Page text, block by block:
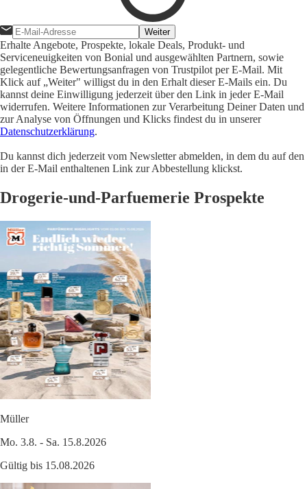
Weiter
Erhalte Angebote, Prospekte, lokale Deals, Produkt- und
Serviceneuigkeiten von Bonial und ausgewählten Partnern, sowie
gelegentliche Bewertungsanfragen von Trustpilot per E-Mail. Mit
Klick auf „Weiter" willigst du in den Erhalt dieser E-Mails ein. Du
kannst deine Einwilligung jederzeit über den Link in jeder E-Mail
widerrufen. Weitere Informationen zur Verarbeitung Deiner Daten und
zur Analyse von Öffnungen und Klicks findest du in unserer
Datenschutzerklärung.
Du kannst dich jederzeit vom Newsletter abmelden, in dem du auf den
in der E-Mail enthaltenen Link zur Abbestellung klickst.
Drogerie-und-Parfuemerie Prospekte
Müller
Mo. 3.8. - Sa. 15.8.2026
Gültig bis 15.08.2026